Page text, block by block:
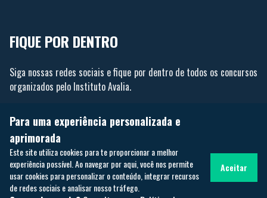
Para uma experiência personalizada e
aprimorada
Este site utiliza cookies para te proporcionar a melhor
experiência possível. Ao navegar por aqui, você nos permite
usar cookies para personalizar o conteúdo, integrar recursos
de redes sociais e analisar nosso tráfego.
Aceitar
FIQUE POR DENTRO
Siga nossas redes sociais e fique por dentro de todos os concursos
organizados pelo Instituto Avalia.
Todos os Direitos Reservados ®2026